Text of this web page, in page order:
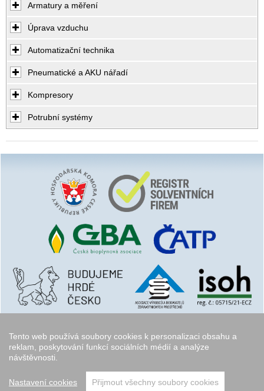
Tento web používá soubory cookies k personalizaci obsahu a
reklam, poskytování funkcí sociálních médií a analýze
návštěvnosti.
Nastavení cookies Přijmout všechny soubory cookies
Armatury a měření
Úprava vzduchu
Automatizační technika
Pneumatické a AKU nářadí
Kompresory
Potrubní systémy
přeskočit nahoru ↑